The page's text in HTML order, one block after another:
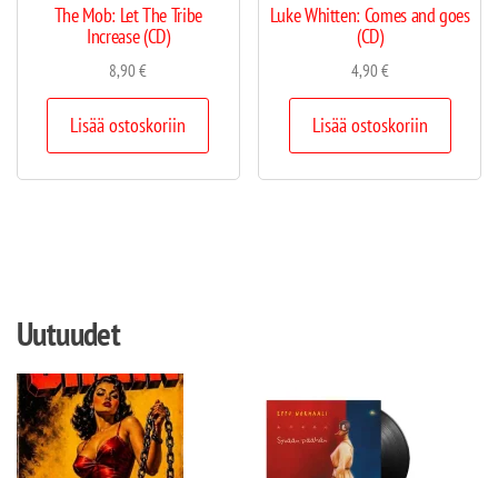
The Mob: Let The Tribe
Increase (CD)
8,90€
Lisää ostoskoriin
Luke Whitten: Comes and goes
(CD)
4,90€
Lisää ostoskoriin
Uutuudet